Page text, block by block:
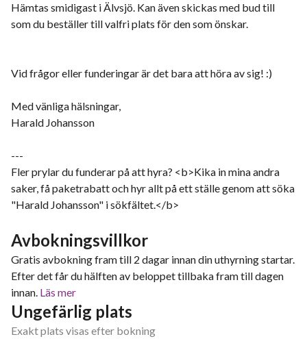
Hämtas smidigast i Älvsjö. Kan även skickas med bud till
som du beställer till valfri plats för den som önskar.
Vid frågor eller funderingar är det bara att höra av sig! :)
Med vänliga hälsningar,
Harald Johansson
---
Fler prylar du funderar på att hyra? <b>Kika in mina andra
saker, få paketrabatt och hyr allt på ett ställe genom att söka
"Harald Johansson" i sökfältet.</b>
Avbokningsvillkor
Gratis avbokning fram till 2 dagar innan din uthyrning startar.
Efter det får du hälften av beloppet tillbaka fram till dagen
innan. Läs mer
Ungefärlig plats
Exakt plats visas efter bokning